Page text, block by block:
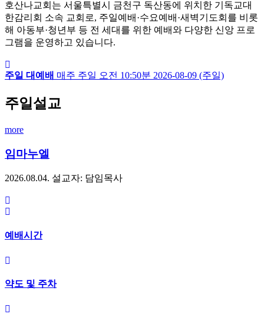
호산나교회는 서울특별시 금천구 독산동에 위치한 기독교대
한감리회 소속 교회로, 주일예배·수요예배·새벽기도회를 비롯
해 아동부·청년부 등 전 세대를 위한 예배와 다양한 신앙 프로
그램을 운영하고 있습니다.
주일 대예배 매주 주일 오전 10:50분 2026-08-09 (주일)
주일설교
more
임마누엘
2026.08.04. 설교자: 담임목사
예배시간
약도 및 주차